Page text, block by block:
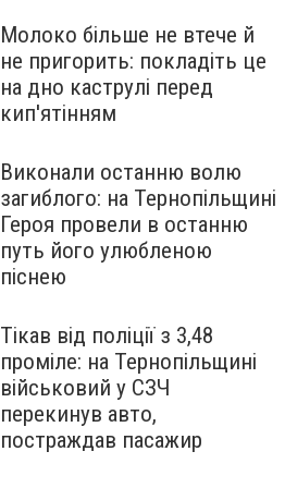
Молоко більше не втече й
не пригорить: покладіть це
на дно каструлі перед
кип'ятінням
Виконали останню волю
загиблого: на Тернопільщині
Героя провели в останню
путь його улюбленою
піснею
Тікав від поліції з 3,48
проміле: на Тернопільщині
військовий у СЗЧ
перекинув авто,
постраждав пасажир